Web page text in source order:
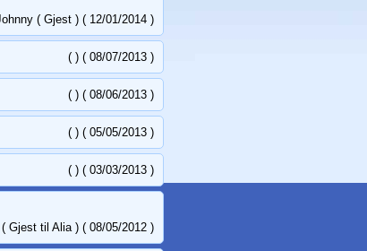
( Gjest ) ( 12/01/2014 )
( ) ( 08/07/2013 )
( ) ( 08/06/2013 )
( ) ( 05/05/2013 )
( ) ( 03/03/2013 )
Gjest til Alia ) ( 08/05/2012 )